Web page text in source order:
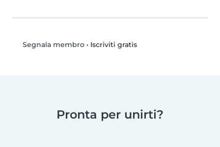
Segnala membro• Iscriviti gratis
Pronta per unirti?